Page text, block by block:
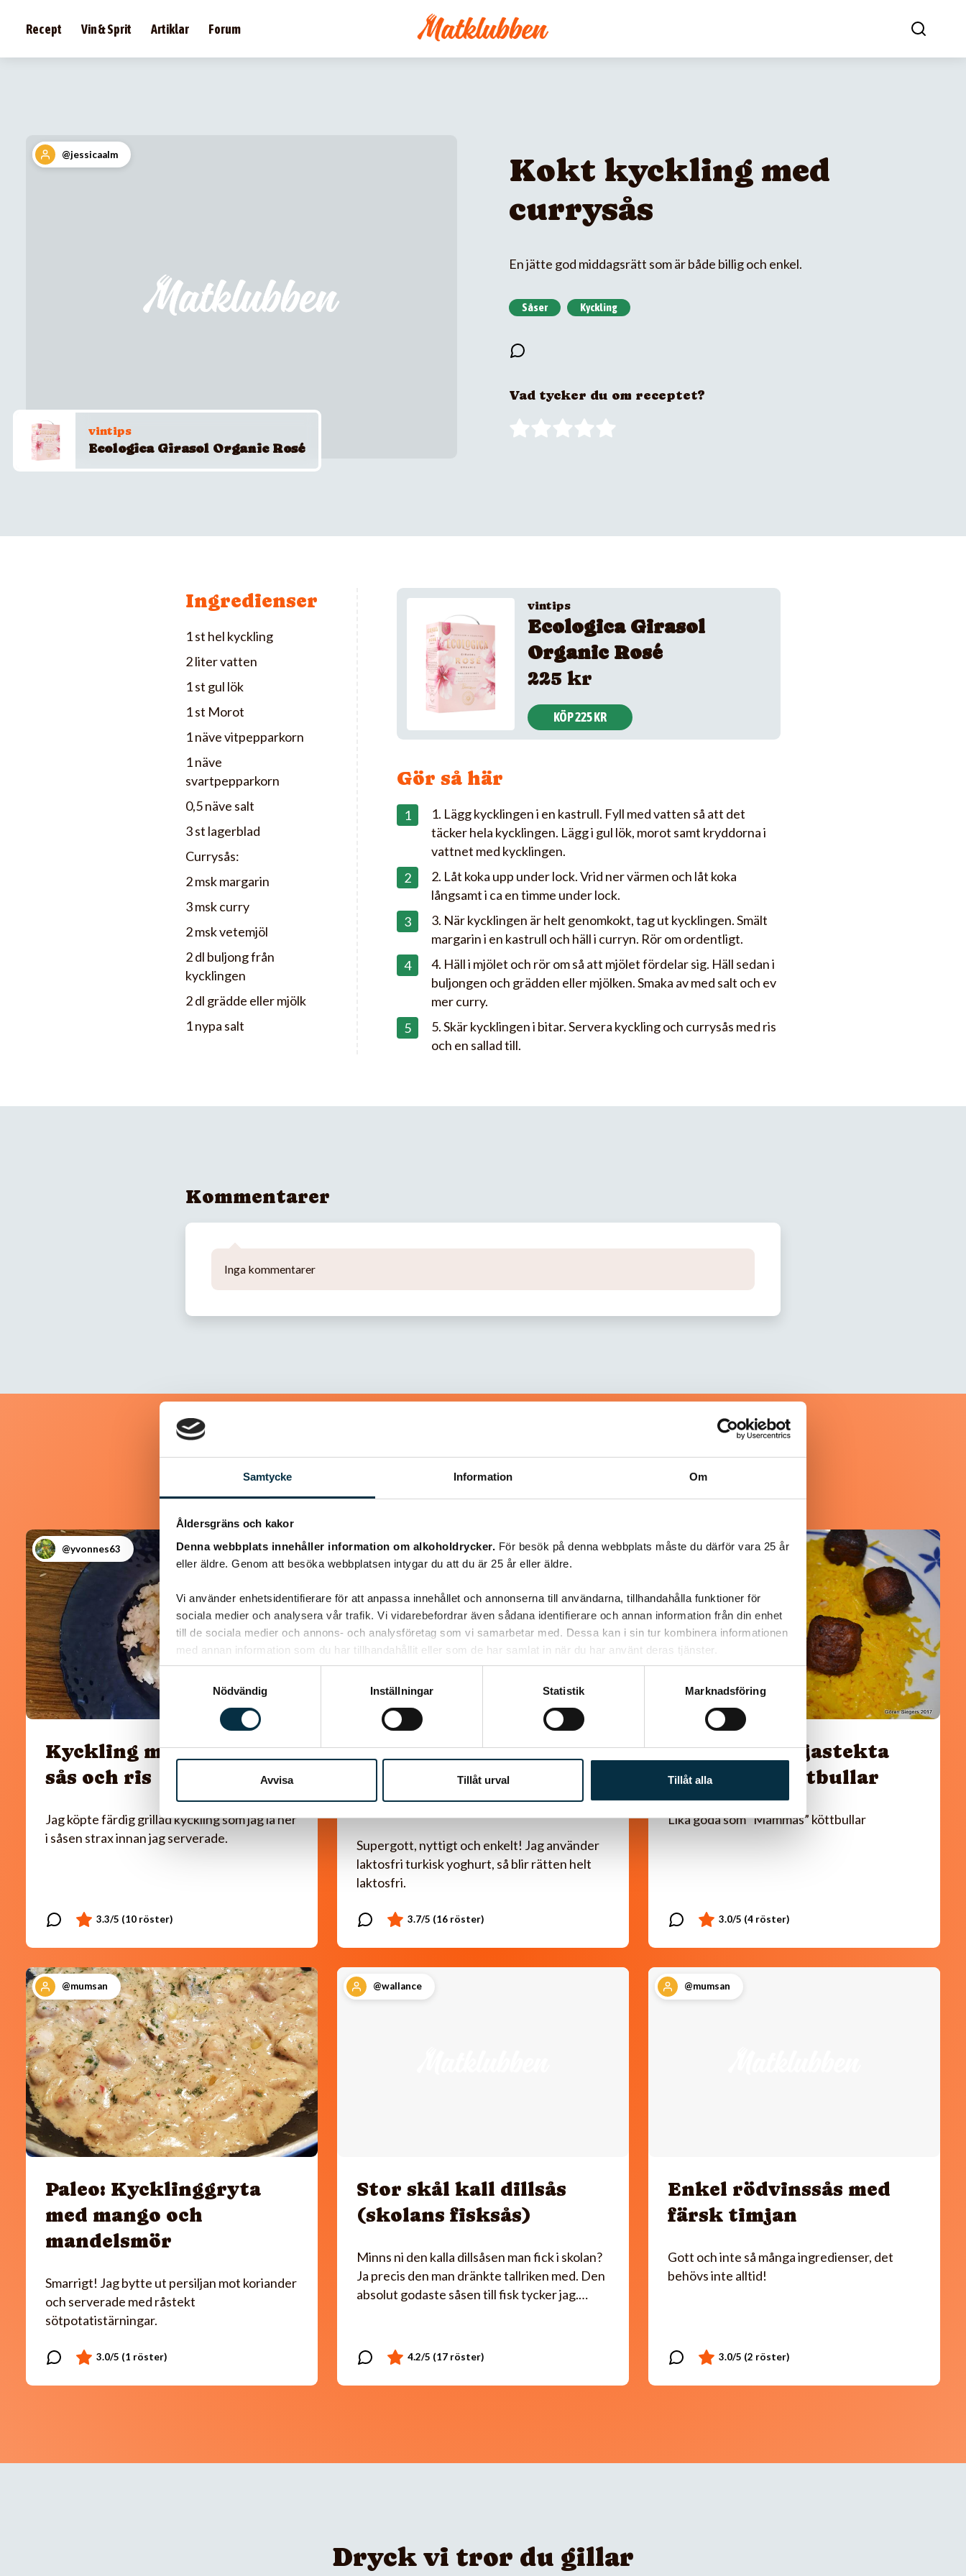
Samtycke Information Om
Åldersgräns och kakor
Denna webbplats innehåller information om alkoholdrycker. För besök på denna webbplats måste du därför vara 25 år
eller äldre. Genom att besöka webbplatsen intygar du att du är 25 år eller äldre.
Vi använder enhetsidentifierare för att anpassa innehållet och annonserna till användarna, tillhandahålla funktioner för
sociala medier och analysera vår trafik. Vi vidarebefordrar även sådana identifierare och annan information från din enhet
till de sociala medier och annons- och analysföretag som vi samarbetar med. Dessa kan i sin tur kombinera informationen
med annan information som du har tillhandahållit eller som de har samlat in när du har använt deras tjänster.
Nödvändig
Inställningar Statistik Marknadsföring
Avvisa Tillåt urval Tillåt alla
Recept Vin & Sprit Artiklar Forum
@jessicaalm
vintips
Ecologica Girasol Organic Rosé
Kokt kyckling med
currysås
En jätte god middagsrätt som är både billig och enkel.
Såser Kyckling
Vad tycker du om receptet?
Ingredienser
1 st hel kyckling
2 liter vatten
1 st gul lök
1 st Morot
1 näve vitpepparkorn
1 näve
svartpepparkorn
0,5 näve salt
3 st lagerblad
Currysås:
2 msk margarin
3 msk curry
2 msk vetemjöl
2 dl buljong från
kycklingen
2 dl grädde eller mjölk
1 nypa salt
vintips
Ecologica Girasol
Organic Rosé
225 kr
KÖP 225 KR
Gör så här
1. Lägg kycklingen i en kastrull. Fyll med vatten så att det
täcker hela kycklingen. Lägg i gul lök, morot samt kryddorna i
vattnet med kycklingen.
2. Låt koka upp under lock. Vrid ner värmen och låt koka
långsamt i ca en timme under lock.
3. När kycklingen är helt genomkokt, tag ut kycklingen. Smält
margarin i en kastrull och häll i curryn. Rör om ordentligt.
4. Häll i mjölet och rör om så att mjölet fördelar sig. Häll sedan i
buljongen och grädden eller mjölken. Smaka av med salt och ev
mer curry.
5. Skär kycklingen i bitar. Servera kyckling och currysås med ris
och en sallad till.
Kommentarer
Inga kommentarer
Liknande recept
@yvonnes63
Kyckling med paprika
sås och ris
Jag köpte färdig grillad kyckling som jag la ner
i såsen strax innan jag serverade.
@gold1e
Köttfärskebab med
hemmagjord
Kebabkrydda
Supergott, nyttigt och enkelt! Jag använder
laktosfri turkisk yoghurt, så blir rätten helt
laktosfri.
@koppargrytan
Kanel- och sojastekta
kycklingsköttbullar
Lika goda som ”Mammas” köttbullar
@mumsan
Paleo: Kycklinggryta
med mango och
mandelsmör
Smarrigt! Jag bytte ut persiljan mot koriander
och serverade med råstekt
sötpotatistärningar.
@wallance
Stor skål kall dillsås
(skolans fisksås)
Minns ni den kalla dillsåsen man fick i skolan?
Ja precis den man dränkte tallriken med. Den
absolut godaste såsen till fisk tycker jag.…
@mumsan
Enkel rödvinssås med
färsk timjan
Gott och inte så många ingredienser, det
behövs inte alltid!
Dryck vi tror du gillar